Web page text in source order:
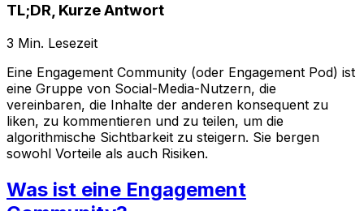
TL;DR, Kurze Antwort
3 Min. Lesezeit
Eine Engagement Community (oder Engagement Pod) ist
eine Gruppe von Social-Media-Nutzern, die
vereinbaren, die Inhalte der anderen konsequent zu
liken, zu kommentieren und zu teilen, um die
algorithmische Sichtbarkeit zu steigern. Sie bergen
sowohl Vorteile als auch Risiken.
Was ist eine Engagement